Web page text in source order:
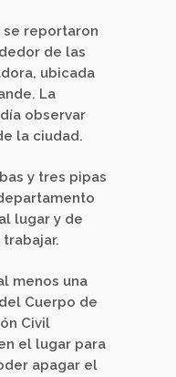
se reportaron
de las
ubicada
La
observar
la ciudad.
y tres pipas
lugar y de
menos una
Cuerpo de
Civil
el lugar para
apagar el